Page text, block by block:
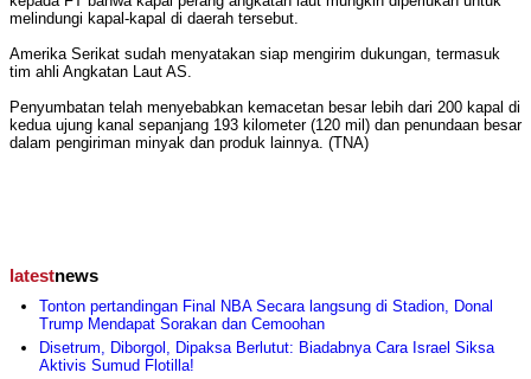
melindungi kapal-kapal di daerah tersebut.
Amerika Serikat sudah menyatakan siap mengirim dukungan, termasuk
tim ahli Angkatan Laut AS.
Penyumbatan telah menyebabkan kemacetan besar lebih dari 200 kapal di
kedua ujung kanal sepanjang 193 kilometer (120 mil) dan penundaan besar
dalam pengiriman minyak dan produk lainnya. (TNA)
latestnews
Tonton pertandingan Final NBA Secara langsung di Stadion, Donal
Trump Mendapat Sorakan dan Cemoohan
Disetrum, Diborgol, Dipaksa Berlutut: Biadabnya Cara Israel Siksa
Aktivis Sumud Flotilla!